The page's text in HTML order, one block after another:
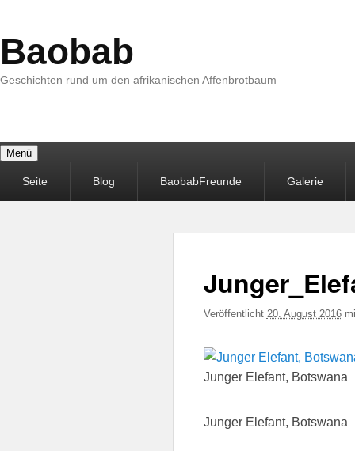
Baobab
Geschichten rund um den afrikanischen Affenbrotbaum
Menü
MenüSeite Blog BaobabFreunde Galerie
Veröffentlicht 20. August 2016
Junger Elefant, Botswana
Junger Elefant, Botswana